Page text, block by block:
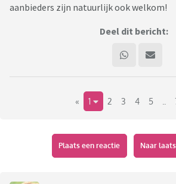
aanbieders zijn natuurlijk ook welkom!
Deel dit bericht:
« 1 2 3 4 5
Plaats een reactie Naar